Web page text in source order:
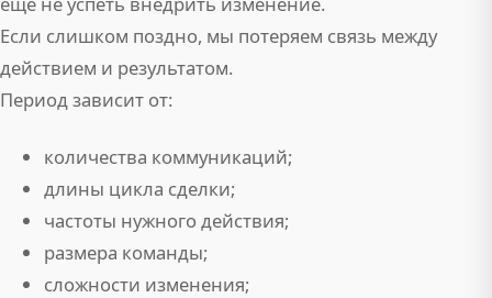
Если слишком поздно, мы потеряем связь между
действием и результатом.
Период зависит от:
количества коммуникаций;
длины цикла сделки;
частоты нужного действия;
размера команды;
сложности изменения;